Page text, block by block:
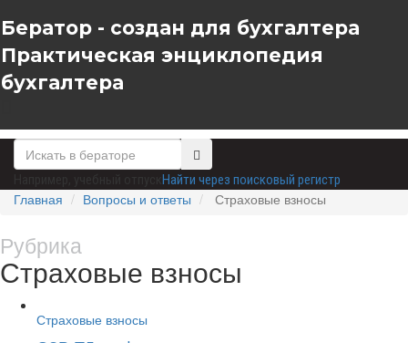
Бератор - создан для бухгалтера
Практическая энциклопедия
бухгалтера
Найти через поисковый регистр
Главная Вопросы и ответы Страховые взносы
Рубрика
Страховые взносы
Страховые взносы